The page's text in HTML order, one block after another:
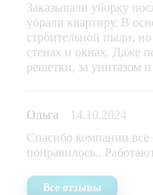
Заказывали уборку
убрали квартиру. В
строительной пыли,
стенах и окнах. Даже
решетки, за унитазом
Ольга
14.10.2024
Спасибо компании
понравилось..
Все отзывы